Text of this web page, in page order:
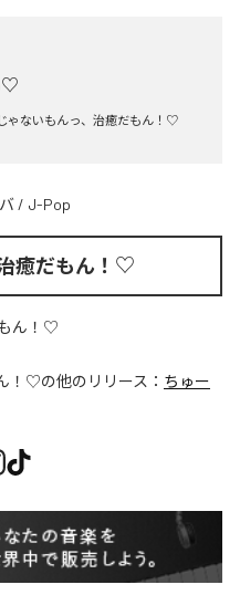
ゃないもんっ、治癒だもん！♡
/ J-Pop
癒だもん！♡
！♡の他のリリース： ちゅー